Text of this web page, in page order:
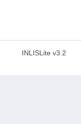
INLISLite v3.2